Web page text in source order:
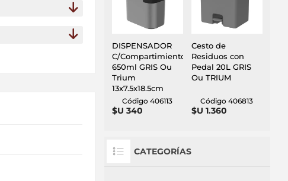
DISPENSADOR
C/Compartimiento
650ml GRIS Ou
Trium
13x7.5x18.5cm
Código 406113
$U 340
Cesto de
Residuos con
Pedal 20L GRIS
Ou TRIUM
Código 406813
$U 1.360
CATEGORÍAS